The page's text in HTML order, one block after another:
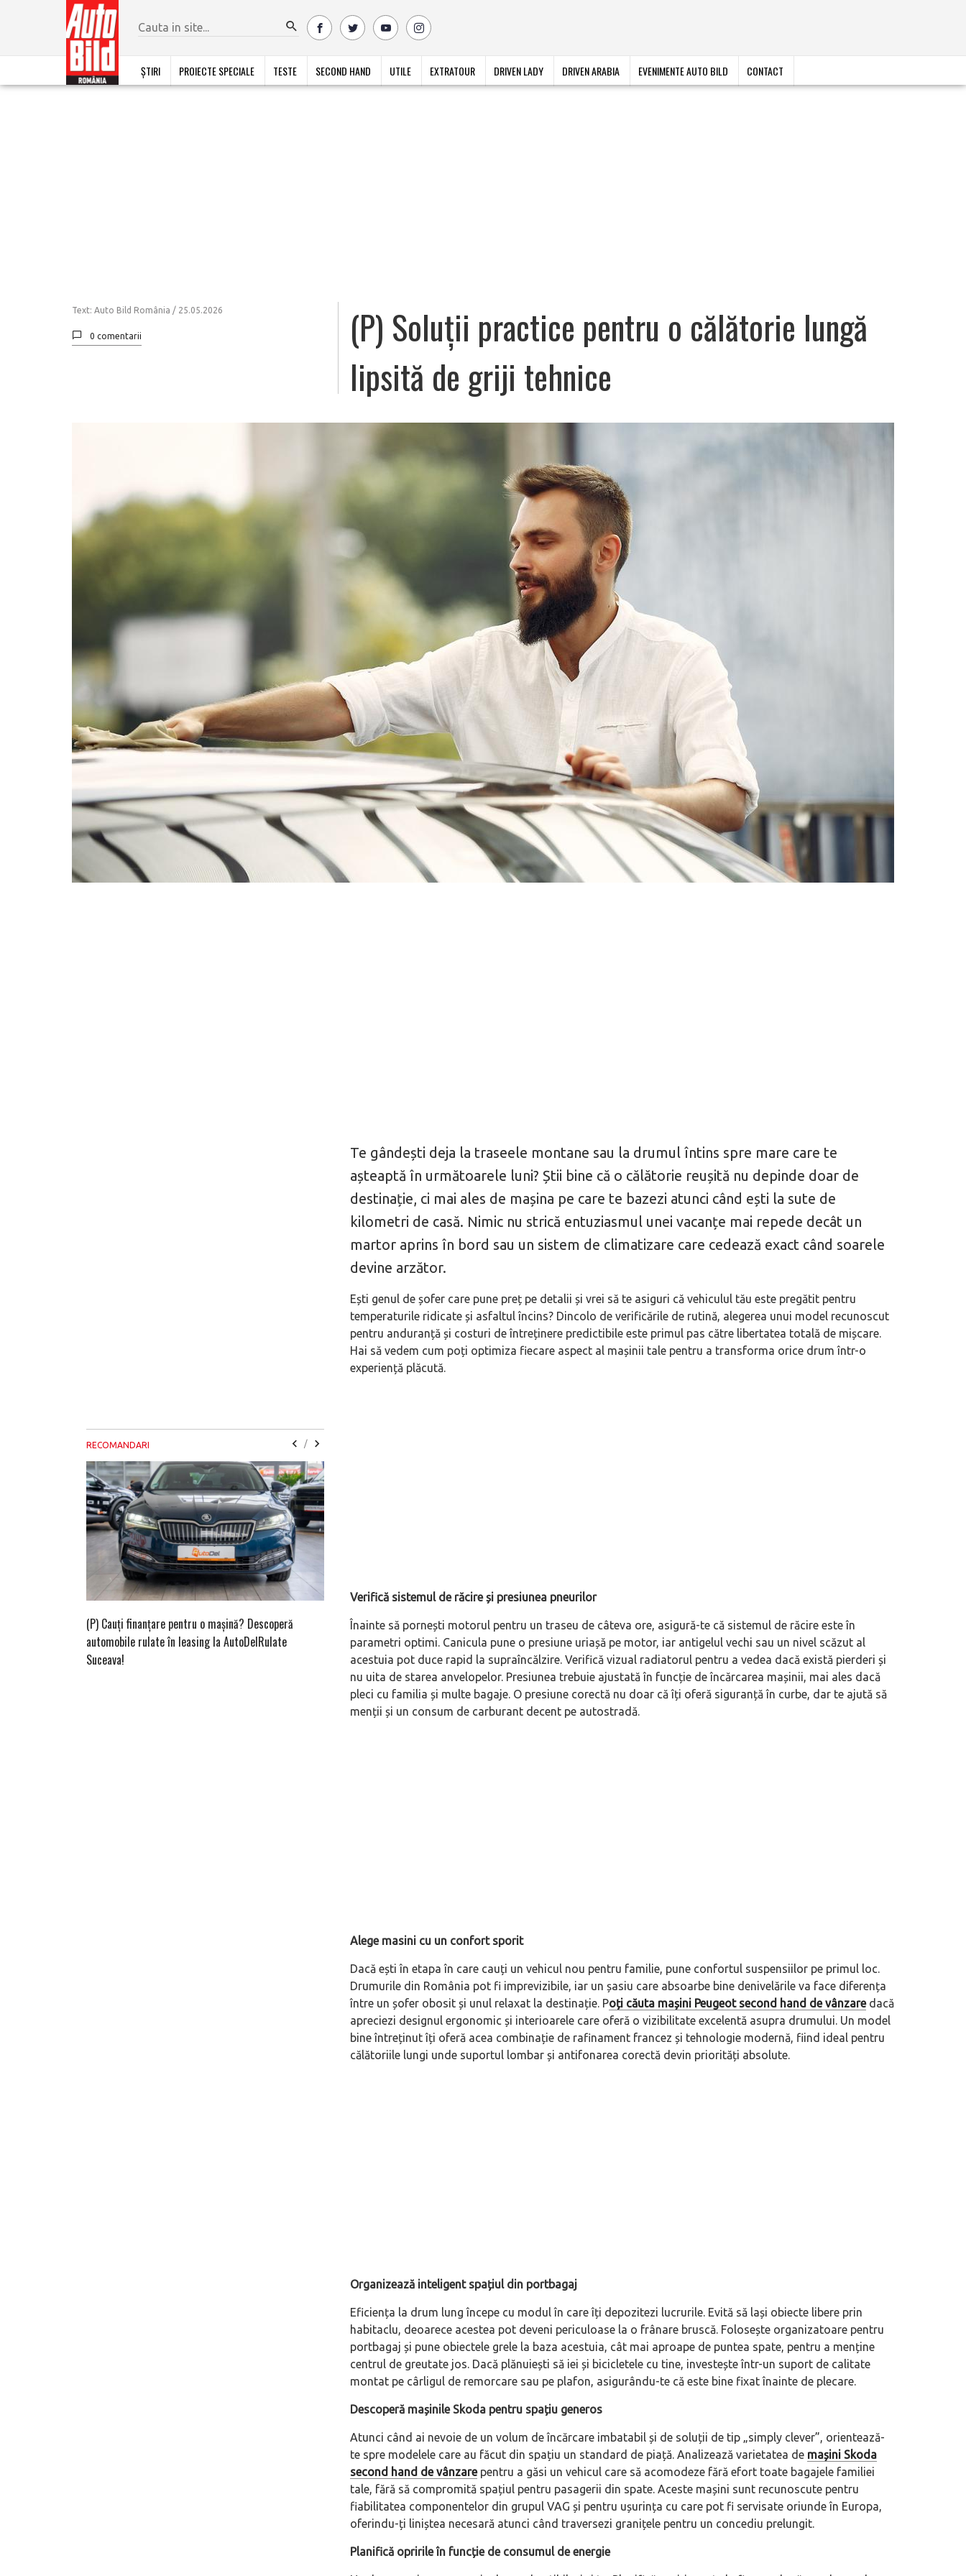
ȘTIRI PROIECTE SPECIALE TESTE SECOND HAND UTILE EXTRATOUR DRIVEN LADY DRIVEN ARABIA EVENIMENTE AUTO BILD CONTACT
Text: Auto Bild România / 25.05.2026
0 comentarii
(P) Soluții practice pentru o călătorie lungă
lipsită de griji tehnice
Te gândești deja la traseele montane sau la drumul întins spre mare care te
așteaptă în următoarele luni? Știi bine că o călătorie reușită nu depinde doar de
destinație, ci mai ales de mașina pe care te bazezi atunci când ești la sute de
kilometri de casă. Nimic nu strică entuziasmul unei vacanțe mai repede decât un
martor aprins în bord sau un sistem de climatizare care cedează exact când soarele
devine arzător.
Ești genul de șofer care pune preț pe detalii și vrei să te asiguri că vehiculul tău este pregătit pentru
temperaturile ridicate și asfaltul încins? Dincolo de verificările de rutină, alegerea unui model recunoscut
pentru anduranță și costuri de întreținere predictibile este primul pas către libertatea totală de mișcare.
Hai să vedem cum poți optimiza fiecare aspect al mașinii tale pentru a transforma orice drum într-o
experiență plăcută.
Verifică sistemul de răcire și presiunea pneurilor
Înainte să pornești motorul pentru un traseu de câteva ore, asigură-te că sistemul de răcire este în
parametri optimi. Canicula pune o presiune uriașă pe motor, iar antigelul vechi sau un nivel scăzut al
acestuia pot duce rapid la supraîncălzire. Verifică vizual radiatorul pentru a vedea dacă există pierderi și
nu uita de starea anvelopelor. Presiunea trebuie ajustată în funcție de încărcarea mașinii, mai ales dacă
pleci cu familia și multe bagaje. O presiune corectă nu doar că îți oferă siguranță în curbe, dar te ajută să
menții și un consum de carburant decent pe autostradă.
Alege masini cu un confort sporit
Dacă ești în etapa în care cauți un vehicul nou pentru familie, pune confortul suspensiilor pe primul loc.
Drumurile din România pot fi imprevizibile, iar un șasiu care absoarbe bine denivelările va face diferența
între un șofer obosit și unul relaxat la destinație. Poți căuta mașini Peugeot second hand de vânzaredacă
apreciezi designul ergonomic și interioarele care oferă o vizibilitate excelentă asupra drumului. Un model
bine întreținut îți oferă acea combinație de rafinament francez și tehnologie modernă, fiind ideal pentru
călătoriile lungi unde suportul lombar și antifonarea corectă devin priorități absolute.
Organizează inteligent spațiul din portbagaj
Eficiența la drum lung începe cu modul în care îți depozitezi lucrurile. Evită să lași obiecte libere prin
habitaclu, deoarece acestea pot deveni periculoase la o frânare bruscă. Folosește organizatoare pentru
portbagaj și pune obiectele grele la baza acestuia, cât mai aproape de puntea spate, pentru a menține
centrul de greutate jos. Dacă plănuiești să iei și bicicletele cu tine, investește într-un suport de calitate
montat pe cârligul de remorcare sau pe plafon, asigurându-te că este bine fixat înainte de plecare.
Descoperă mașinile Skoda pentru spațiu generos
Atunci când ai nevoie de un volum de încărcare imbatabil și de soluții de tip „simply clever”, orientează-
te spre modelele care au făcut din spațiu un standard de piață. Analizează varietatea de mașini Skoda
second hand de vânzarepentru a găsi un vehicul care să acomodeze fără efort toate bagajele familiei
tale, fără să compromită spațiul pentru pasagerii din spate. Aceste mașini sunt recunoscute pentru
fiabilitatea componentelor din grupul VAG și pentru ușurința cu care pot fi servisate oriunde în Europa,
oferindu-ți liniștea necesară atunci când traversezi granițele pentru un concediu prelungit.
Planifică opririle în funcție de consumul de energie
RECOMANDARI /
(P) Cauți finanțare pentru o mașină? Descoperă
automobile rulate în leasing la AutoDelRulate
Suceava!
(P) Cum alegi generația potrivită când cumperi o
mașină second-hand
(P) Ce înseamnă un serviciu de consignație auto
premium și cât de mult îți crește șansele de vânzare
(P) Cum citești corect semnele de pe
merită urmărit înainte de drum